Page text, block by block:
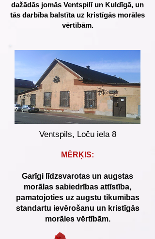
dažādās jomās Ventspilī un Kuldīgā, un
tās darbība balstīta uz kristīgās morāles
vērtībām.
Ventspils, Loču iela 8
MĒRĶIS:
Garīgi līdzsvarotas un augstas
morālas sabiedrības attīstība,
pamatojoties uz augstu tikumības
standartu ievērošanu un kristīgās
morāles vērtībām.